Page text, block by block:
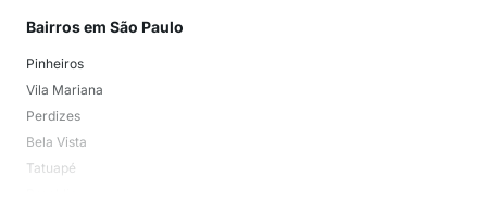
Bairros em São Paulo
Pinheiros
Vila Mariana
Perdizes
Bela Vista
Tatuapé